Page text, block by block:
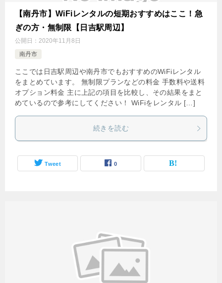
【南丹市】WiFiレンタルの短期おすすめはここ！急
ぎの方・無制限【日吉駅周辺】
公開日： 2020年11月8日
南丹市
ここでは日吉駅周辺や南丹市でもおすすめのWiFiレンタル
をまとめています。 無制限プランなどの料金 手数料や送料
オプション料金 主に上記の項目を比較し、その結果をまと
めているので参考にしてください！ WiFiをレンタル […]
続きを読む
Tweet 0